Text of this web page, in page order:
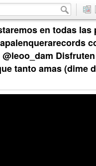
en todas las
tanto amas (dime